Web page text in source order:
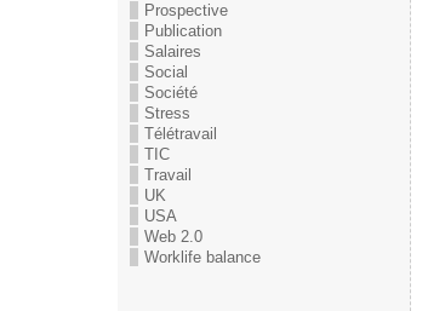
Prospective
Publication
Salaires
Social
Société
Stress
Télétravail
TIC
Travail
UK
USA
Web 2.0
Worklife balance